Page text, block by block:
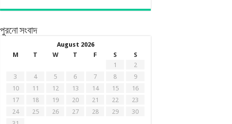
পুরনো সংবাদ
August 2026
M
T W T F S
S
1
2
3
4 5 6 7 8
9
10
11 12 13 14 15
16
17
18 19 20 21 22
23
24
25 26 27 28 29
30